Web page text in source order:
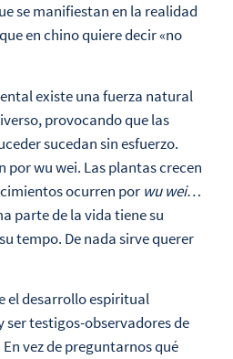
se manifiestan en la realidad
en chino quiere decir «no
existe una fuerza natural
provocando que las
sucedan sin esfuerzo.
por wu wei. Las plantas crecen
ocurren por wu wei…
parte de la vida tiene su
tempo. De nada sirve querer
el desarrollo espiritual
ser testigos-observadores de
vez de preguntarnos qué